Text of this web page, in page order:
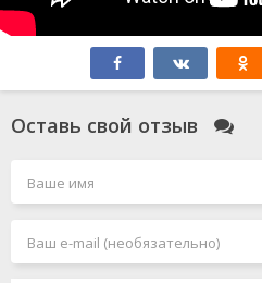
Оставь свой отзыв